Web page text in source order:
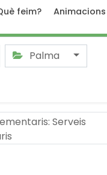
feim?
Palma
Serveis